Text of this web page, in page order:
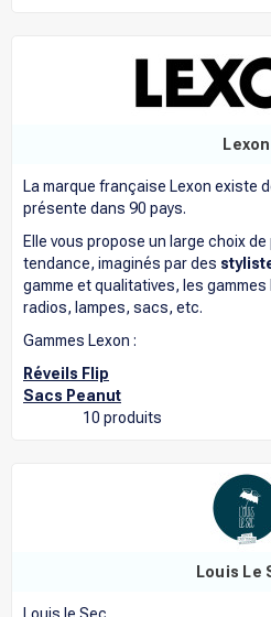
Lexon
La marque française Lexon existe
présente dans 90 pays.
Elle vous propose un large choix
tendance, imaginés par des
gamme et qualitatives, les
radios, lampes, sacs, etc.
Gammes Lexon :
Réveils Flip
Sacs Peanut
10 produits
Louis Le